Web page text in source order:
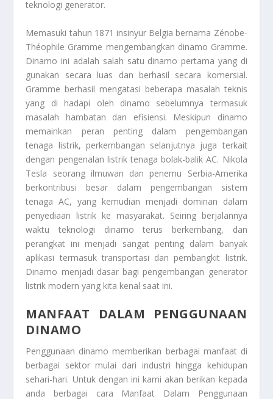
teknologi generator.
Memasuki tahun 1871 insinyur Belgia bernama Zénobe-
Théophile Gramme mengembangkan dinamo Gramme.
Dinamo ini adalah salah satu dinamo pertama yang di
gunakan secara luas dan berhasil secara komersial.
Gramme berhasil mengatasi beberapa masalah teknis
yang di hadapi oleh dinamo sebelumnya termasuk
masalah hambatan dan efisiensi. Meskipun dinamo
memainkan peran penting dalam pengembangan
tenaga listrik, perkembangan selanjutnya juga terkait
dengan pengenalan listrik tenaga bolak-balik AC. Nikola
Tesla seorang ilmuwan dan penemu Serbia-Amerika
berkontribusi besar dalam pengembangan sistem
tenaga AC, yang kemudian menjadi dominan dalam
penyediaan listrik ke masyarakat. Seiring berjalannya
waktu teknologi dinamo terus berkembang, dan
perangkat ini menjadi sangat penting dalam banyak
aplikasi termasuk transportasi dan pembangkit listrik.
Dinamo menjadi dasar bagi pengembangan generator
listrik modern yang kita kenal saat ini.
MANFAAT DALAM PENGGUNAAN
DINAMO
Penggunaan dinamo memberikan berbagai manfaat di
berbagai sektor mulai dari industri hingga kehidupan
sehari-hari. Untuk dengan ini kami akan berikan kepada
anda berbagai cara Manfaat Dalam Penggunaan